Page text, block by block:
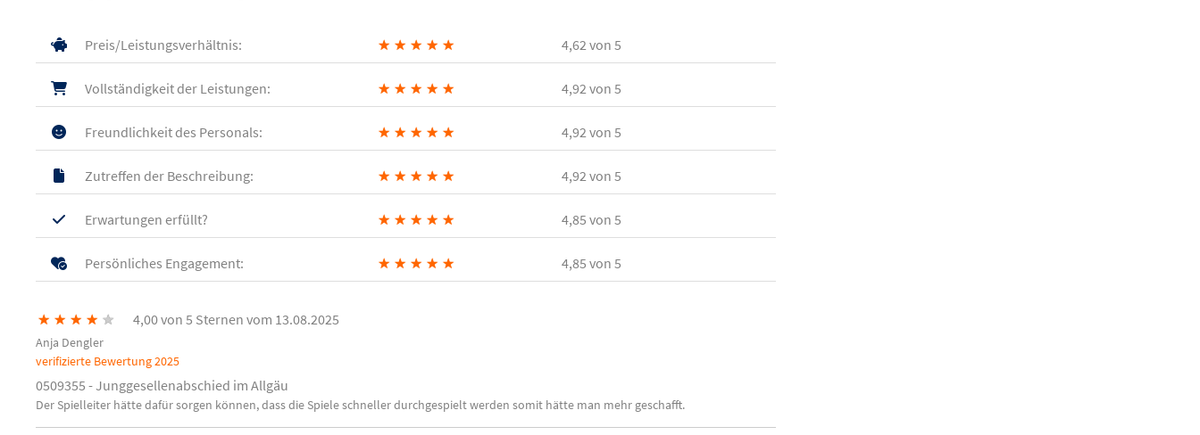
Preis/Leistungsverhältnis: ★ ★ ★ ★ ★ 4,62von 5
Vollständigkeit der Leistungen: ★ ★ ★ ★ ★ 4,92von 5
Freundlichkeit des Personals: ★ ★ ★ ★ ★ 4,92von 5
Zutreffen der Beschreibung: ★ ★ ★ ★ ★ 4,92von 5
Erwartungen erfüllt? ★ ★ ★ ★ ★ 4,85 von 5
Persönliches Engagement: ★ ★ ★ ★ ★ 4,85 von 5
★ ★ ★ ★ ★ 4,00 von 5 Sternen vom 13.08.2025
Anja Dengler
verifizierte Bewertung2025
0509355 - Junggesellenabschied im Allgäu
Der Spielleiter hätte dafür sorgen können, dass die Spiele schneller durchgespielt werden somit hätte man mehr geschafft.